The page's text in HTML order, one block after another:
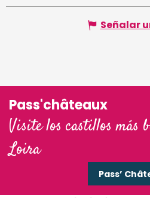
Señalar
Pass'châteaux
Visite los castillos más
Loira
Pass’